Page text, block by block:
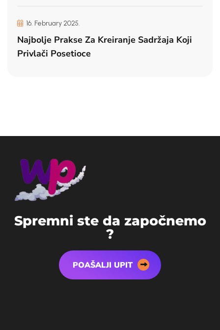
16. February 2025.
Najbolje Prakse Za Kreiranje Sadržaja Koji
Privlači Posetioce
Spremni ste da započnemo
?
POAŠALJI UPIT